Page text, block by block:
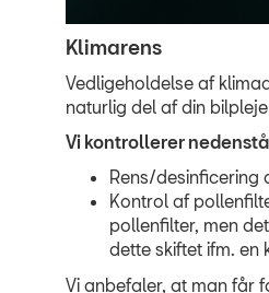
Klimarens
Vedligeholdelse af
naturlig del af din bilpleje.
Vi kontrollerer
Rens/
Kontrol af
pollenfilter, men
dette skiftet ifm. en
Vi anbefaler, at man får